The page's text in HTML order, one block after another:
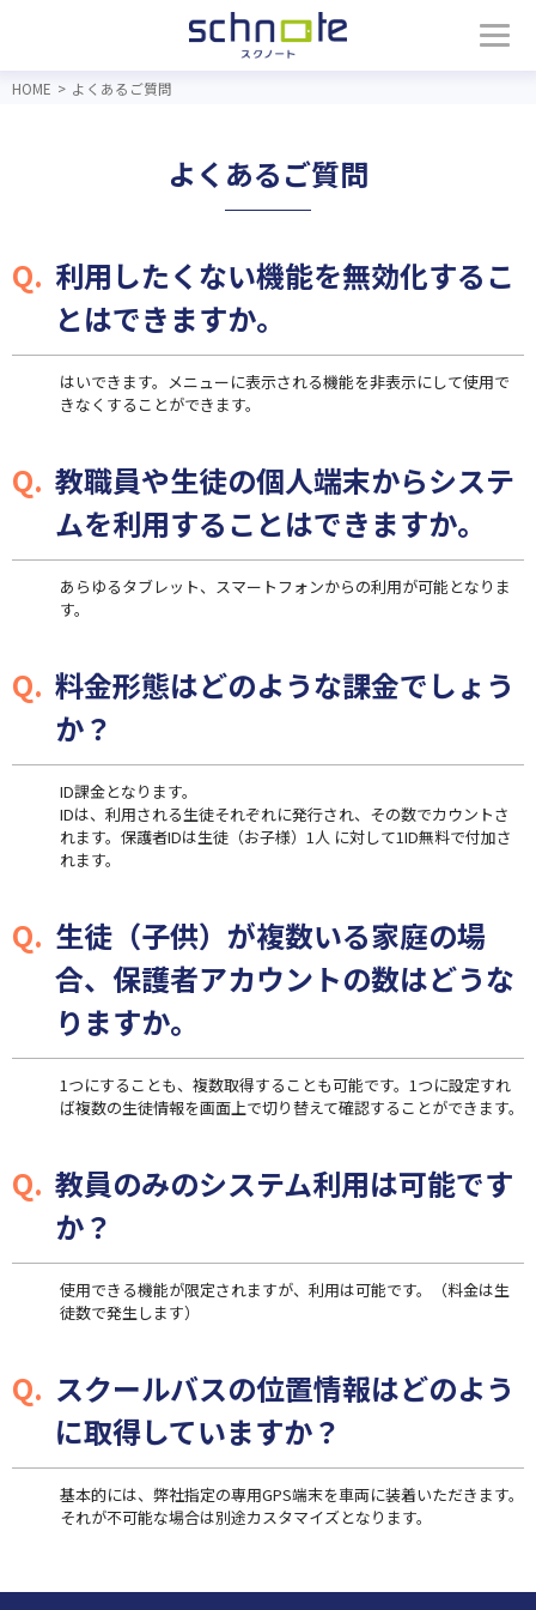
HOME > よくあるご質問
よくあるご質問
利用したくない機能を無効化するこ
とはできますか。
はいできます。メニューに表示される機能を非表示にして使用で
きなくすることができます。
教職員や生徒の個人端末からシステ
ムを利用することはできますか。
あらゆるタブレット、スマートフォンからの利用が可能となりま
す。
料金形態はどのような課金でしょう
か？
ID課金となります。
IDは、利用される生徒それぞれに発行され、その数でカウントさ
れます。保護者IDは生徒（お子様）1人 に対して1ID無料で付加さ
れます。
生徒（子供）が複数いる家庭の場
合、保護者アカウントの数はどうな
りますか。
1つにすることも、複数取得することも可能です。1つに設定すれ
ば複数の生徒情報を画面上で切り替えて確認することができます。
教員のみのシステム利用は可能です
か？
使用できる機能が限定されますが、利用は可能です。（料金は生
徒数で発生します）
スクールバスの位置情報はどのよう
に取得していますか？
基本的には、弊社指定の専用GPS端末を車両に装着いただきます。
それが不可能な場合は別途カスタマイズとなります。